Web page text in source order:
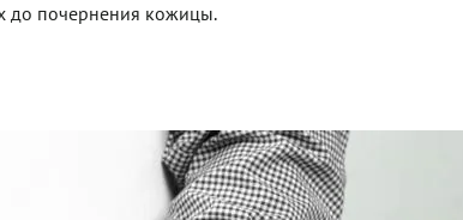
до почернения кожицы.